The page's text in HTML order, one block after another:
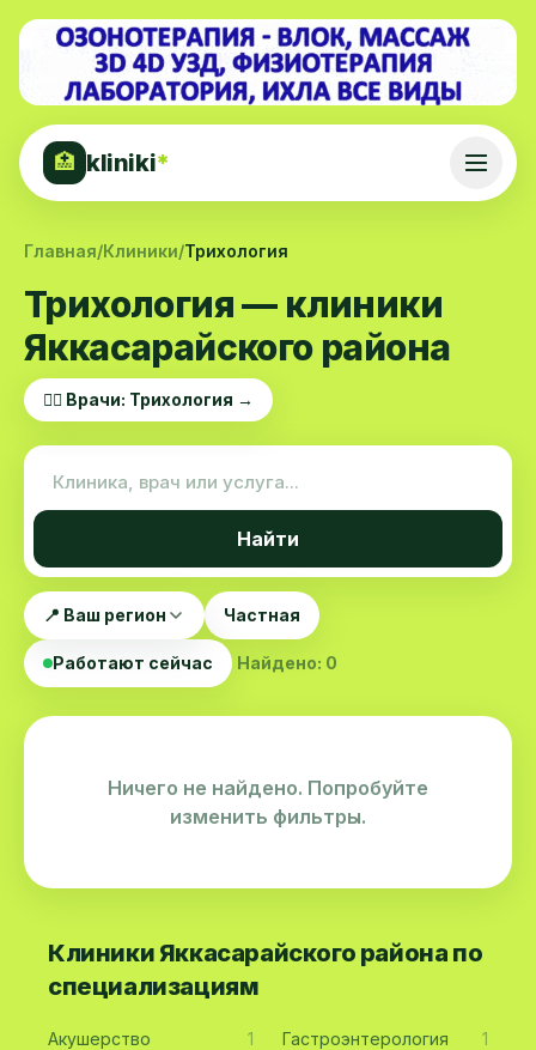
🏥 kliniki*
Главная/Клиники/Трихология
Трихология — клиники
Яккасарайского района
👨‍⚕️ Врачи: Трихология →
Найти
📍 Ваш регион Частная
Работают сейчас Найдено: 0
Ничего не найдено. Попробуйте
изменить фильтры.
Клиники Яккасарайского района по
специализациям
Акушерство 1 Гастроэнтерология 1